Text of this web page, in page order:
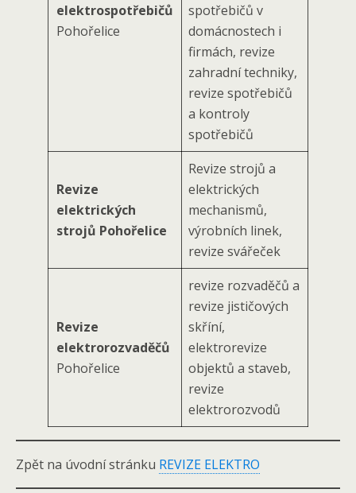
elektrospotřebičů
Pohořelice
spotřebičů v
domácnostech i
firmách, revize
zahradní techniky,
revize spotřebičů
a kontroly
spotřebičů
Revize
elektrických
strojů Pohořelice
Revize strojů a
elektrických
mechanismů,
výrobních linek,
revize svářeček
Revize
elektrorozvaděčů
Pohořelice
revize rozvaděčů a
revize jističových
skříní,
elektrorevize
objektů a staveb,
revize
elektrorozvodů
Zpět na úvodní stránku REVIZE ELEKTRO